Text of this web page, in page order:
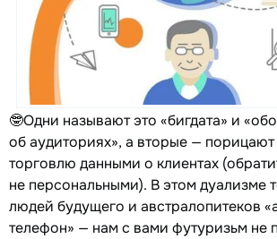
🤓Одни называют это «бигдата» и
об аудиториях», а вторые —
торговлю данными о клиентах
не персональными). В этом дуализме
людей будущего и австралопитеков
телефон» — нам с вами футуризьм не